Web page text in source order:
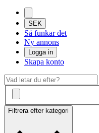
SEK
Så funkar det
Ny annons
Logga in
Skapa konto
Filtrera efter kategori